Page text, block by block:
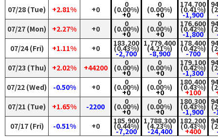
07/28 (Tue)
+2.81% +0
0
(0.00%)
+0
0
(0.00%)
+0
174,700
(0.41%)
-1,900
07/27 (Mon)
+2.27% +0
0
(0.00%)
+0
0
(0.00%)
+0
176,600
(0.42%)
-1,800
07/24 (Fri)
+1.11% +0
183,200
(0.43%)
-2,700
1,779,400
(4.21%)
-8,900
178,400
(0.42%)
-700
07/23 (Thu)
+2.02% +44200
0
(0.00%)
+0
0
(0.00%)
+0
179,100
(0.42%)
-1,300
07/22 (Wed)
-0.50% +0
0
(0.00%)
+0
0
(0.00%)
+0
180,400
(0.43%)
+100
07/21 (Tue)
+1.65% -2200
0
(0.00%)
+0
0
(0.00%)
+0
180,300
(0.43%)
-1,900
-
07/17 (Fri)
-0.51% +0
185,900
(0.44%)
-7,200
1,788,300
(4.23%)
-24,400
182,200
(0.43%)
+400